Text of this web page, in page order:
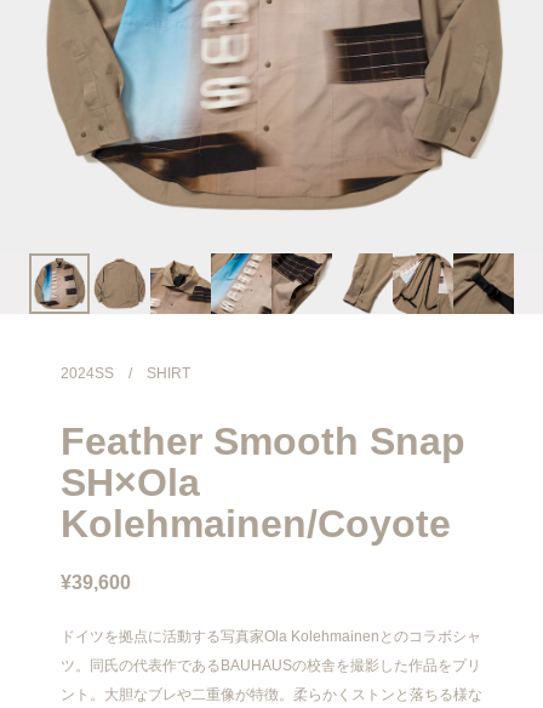
2024SS / SHIRT
Feather Smooth Snap
SH×Ola
Kolehmainen/Coyote
¥39,600
ドイツを拠点に活動する写真家Ola Kolehmainenとのコラボシャ
ツ。同氏の代表作であるBAUHAUSの校舎を撮影した作品をプリ
ント。大胆なブレや二重像が特徴。柔らかくストンと落ちる様な
ABOUT
FACEBOOK
INSTAGRAM